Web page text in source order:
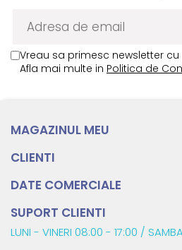
Vreau sa primesc newsletter
Afla mai multe in Politica de
MAGAZINUL MEU
CLIENTI
DATE COMERCIALE
SUPORT CLIENTI
LUNI - VINERI 08:00 - 17:00 /